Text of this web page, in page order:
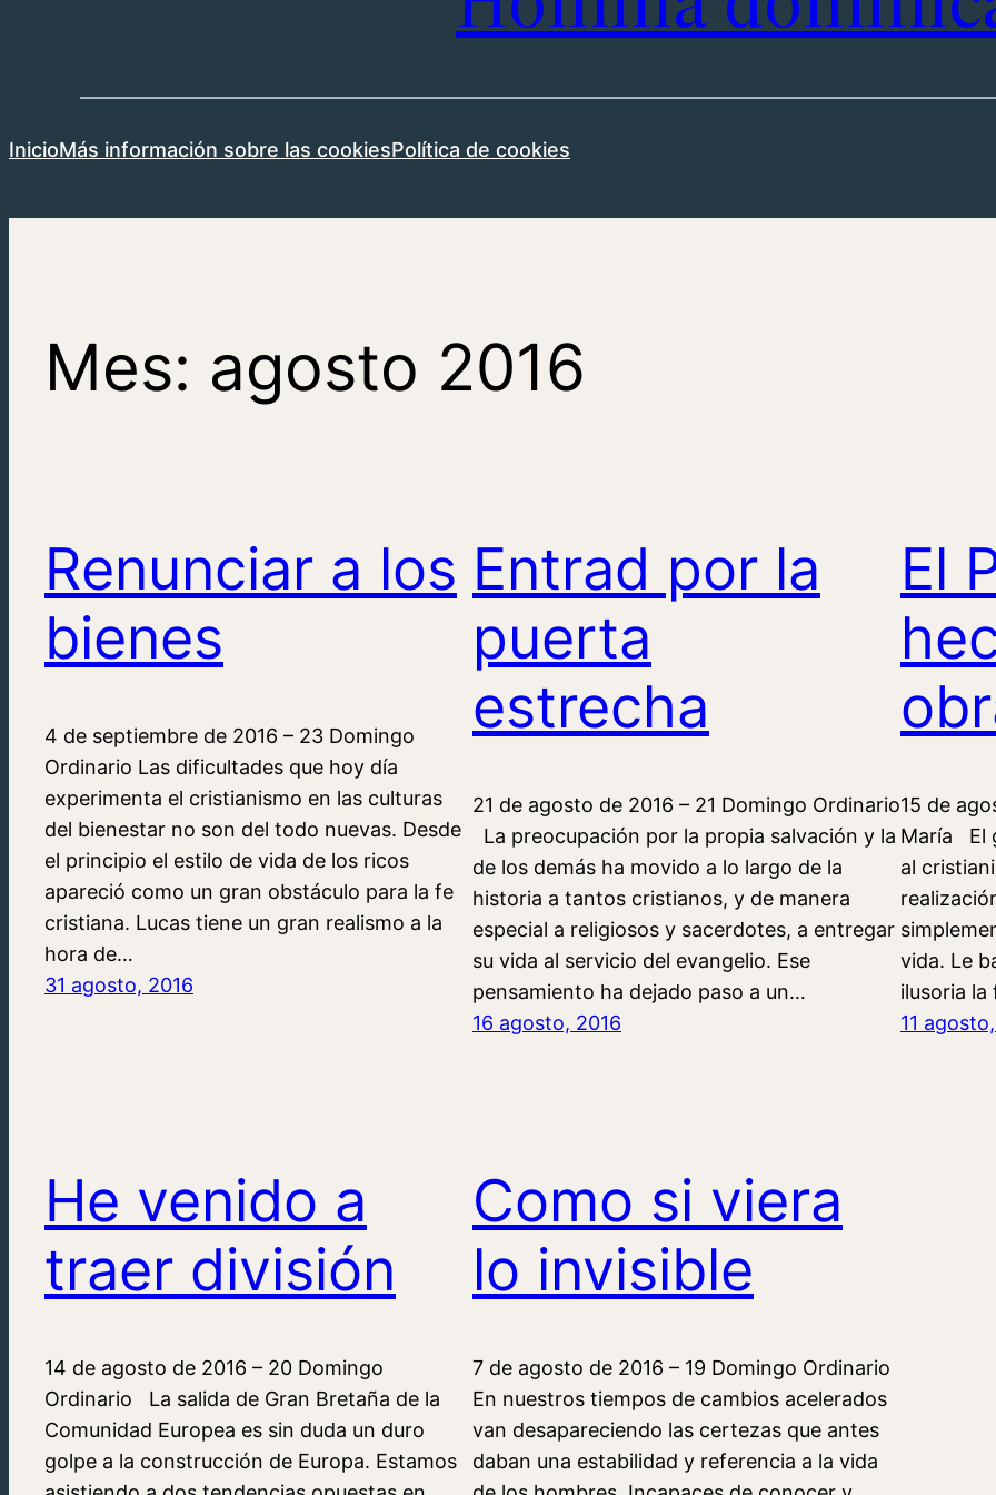
InicioMás información sobre las cookiesPolítica de cookies
Mes: agosto 2016
Renunciar a los
bienes
4 de septiembre de 2016 – 23 Domingo
Ordinario Las dificultades que hoy día
experimenta el cristianismo en las culturas
del bienestar no son del todo nuevas. Desde
el principio el estilo de vida de los ricos
apareció como un gran obstáculo para la fe
cristiana. Lucas tiene un gran realismo a la
hora de…
31 agosto, 2016
Entrad por la
puerta
estrecha
21 de agosto de 2016 – 21 Domingo Ordinario
La preocupación por la propia salvación y la
de los demás ha movido a lo largo de la
historia a tantos cristianos, y de manera
especial a religiosos y sacerdotes, a entregar
su vida al servicio del evangelio. Ese
pensamiento ha dejado paso a un…
16 agosto, 2016
El
15 de
María El
al
vida. Le
ilusoria
11
He venido a
traer división
14 de agosto de 2016 – 20 Domingo
Ordinario La salida de Gran Bretaña de la
Comunidad Europea es sin duda un duro
golpe a la construcción de Europa. Estamos
Como si viera
lo invisible
7 de agosto de 2016 – 19 Domingo Ordinario
En nuestros tiempos de cambios acelerados
van desapareciendo las certezas que antes
daban una estabilidad y referencia a la vida